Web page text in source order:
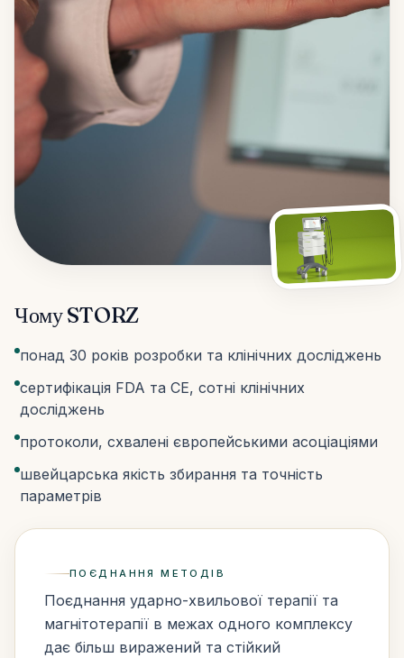
Чому STORZ
понад 30 років розробки та клінічних досліджень
сертифікація FDA та CE, сотні клінічних
досліджень
протоколи, схвалені європейськими асоціаціями
швейцарська якість збирання та точність
параметрів
ПОЄДНАННЯ МЕТОДІВ
Поєднання ударно-хвильової терапії та
магнітотерапії в межах одного комплексу
дає більш виражений та стійкий